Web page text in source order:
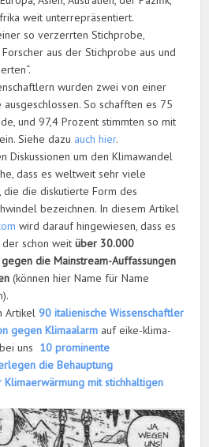
weit unterrepräsentiert.
so verzerrten Stichprobe,
aus der Stichprobe aus und
wurden zwei von einer
So schafften es 75
und 97,4 Prozent stimmten so mit
Siehe dazu auch hier.
Diskussionen um den Klimawandel
dass es weltweit sehr viele
die die diskutierte Form des
bezeichnen. In diesem Artikel
wird darauf hingewiesen, dass es
der schon weitüber 30.000
gegen die Mainstream-Auffassungen
(können hier Name für Name
Artikel 90 italienische Wissenschaftler
gegen Klimaalarm auf eike-klima-
uns 10 prominente
die Behauptung
Klimaerwärmung mit stichhaltigen